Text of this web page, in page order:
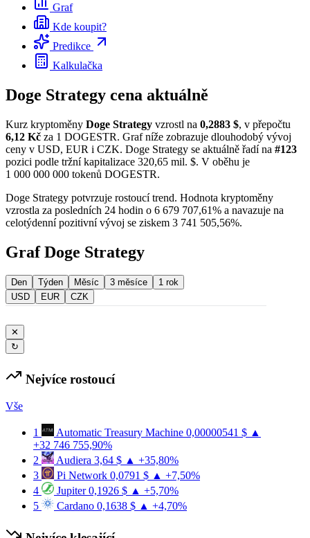
Graf
Kde koupit?
Predikce
Kalkulačka
Doge Strategy cena aktuálně
Kurz kryptoměny Doge Strategy vzrostl na 0,2883 $, v přepočtu
6,12 Kč za 1 DOGESTR. Graf níže zobrazuje dlouhodobý vývoj
ceny v USD, EUR i CZK. Doge Strategy se aktuálně řadí na #123
pozici podle tržní kapitalizace 320,65 mil. $. V oběhu je
1 000 000 000 tokenů DOGESTR.
Doge Strategy potvrzuje rostoucí trend. Hodnota kryptoměny
vzrostla za posledních 24 hodin o 6 679 707,61% a navazuje na
celotýdenní pozitivní vývoj se ziskem 3 741 505,56%.
Graf Doge Strategy
Den Týden Měsíc 3 měsíce
1 rok
USD
EUR CZK
✕
↻
Nejvíce rostoucí
Vše
1 Automatic Treasury Machine 0,00000541 $ ▲
+32 746 755,90%
2
Audiera 3,64 $ ▲ +35,80%
3
Pi Network 0,0791 $ ▲ +7,50%
4
Jupiter 0,1926 $ ▲ +5,70%
5
Cardano 0,1638 $ ▲ +4,70%